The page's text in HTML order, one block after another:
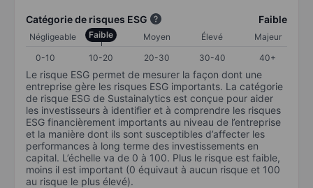
Catégorie de risques ESG Faible
Négligeable Faible Moyen Élevé
Majeur
0-10
10-20 20-30 30-40 40+
Le risque ESG permet de mesurer la façon dont une
entreprise gère les risques ESG importants. La catégorie
de risque ESG de Sustainalytics est conçue pour aider
les investisseurs à identifier et à comprendre les risques
ESG financièrement importants au niveau de l’entreprise
et la manière dont ils sont susceptibles d’affecter les
performances à long terme des investissements en
capital. L’échelle va de 0 à 100. Plus le risque est faible,
moins il est important (0 équivaut à aucun risque et 100
au risque le plus élevé).